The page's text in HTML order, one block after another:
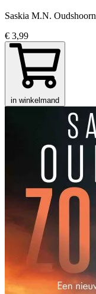
Saskia M.N. Oudshoorn
€ 3,99
in winkelmand